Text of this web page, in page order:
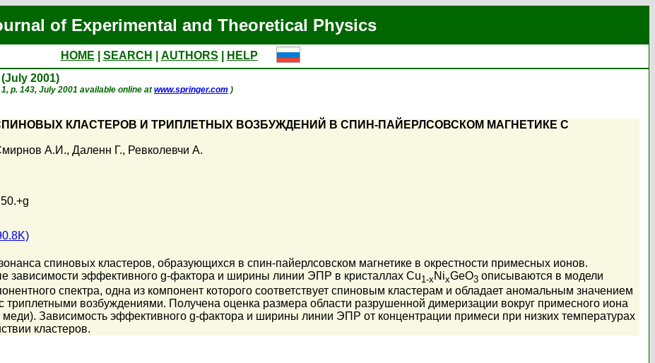
of Experimental and Theoretical Physics
HOME SEARCH AUTHORS
HELP
(July 2001)
p. 143, July 2001 available online atwww.springer.com )
КЛАСТЕРОВ И ТРИПЛЕТНЫХ ВОЗБУЖДЕНИЙ В СПИН-ПАЙЕРЛСОВСКОМ МАГНЕТИКЕ С
А.И., Даленн Г., Ревколевчи А.
спиновых кластеров, образующихся в спин-пайерлсовском магнетике в окрестности примесных ионов.
зависимости эффективного g-фактора и ширины линии ЭПР в кристаллах Cu1-xNixGeO3 описываются в модели
спектра, одна из компонент которого соответствует спиновым кластерам и обладает аномальным значением
триплетными возбуждениями. Получена оценка размера области разрушенной димеризации вокруг примесного иона
меди). Зависимость эффективного g-фактора и ширины линии ЭПР от концентрации примеси при низких температурах
кластеров.